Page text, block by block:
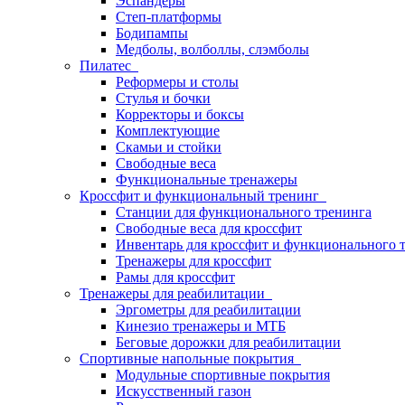
Степ-платформы
Бодипампы
Медболы, волболлы, слэмболы
Пилатес
Реформеры и столы
Стулья и бочки
Корректоры и боксы
Комплектующие
Скамьи и стойки
Свободные веса
Функциональные тренажеры
Кроссфит и функциональный тренинг
Станции для функционального тренинга
Свободные веса для кроссфит
Инвентарь для кроссфит и функционального
Тренажеры для кроссфит
Рамы для кроссфит
Тренажеры для реабилитации
Эргометры для реабилитации
Кинезио тренажеры и МТБ
Беговые дорожки для реабилитации
Спортивные напольные покрытия
Модульные спортивные покрытия
Искусственный газон